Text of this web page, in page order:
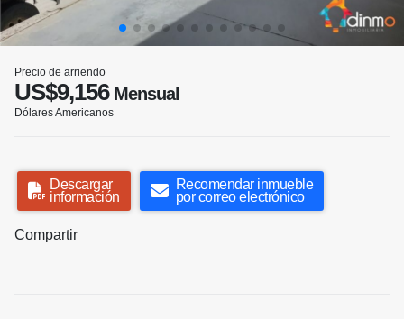
Precio de arriendo
US$9,156Mensual
Dólares Americanos
Descargar
información
Recomendar inmueble
por correo electrónico
Compartir